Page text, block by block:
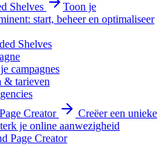
Shelves
Toon je
start, beheer en optimaliseer
Shelves
campagnes
& tarieven
Creator
Creëer een unieke
je online aanwezigheid
Page Creator